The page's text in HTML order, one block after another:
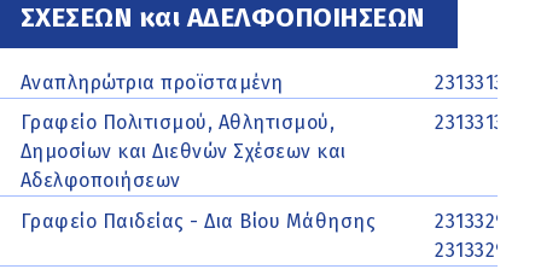
ΣΧΕΣΕΩΝ και ΑΔΕΛΦΟΠΟΙΗΣΕΩΝ
Αναπληρώτρια προϊσταμένη
2313313125
Γραφείο Πολιτισμού, Αθλητισμού,
Δημοσίων και Διεθνών Σχέσεων και
Αδελφοποιήσεων
Γραφείο Παιδείας - Δια Βίου Μάθησης